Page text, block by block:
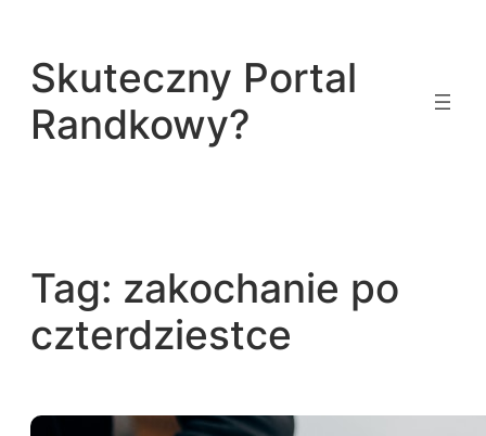
treści
Skuteczny Portal
Randkowy?
Tag: zakochanie po
czterdziestce